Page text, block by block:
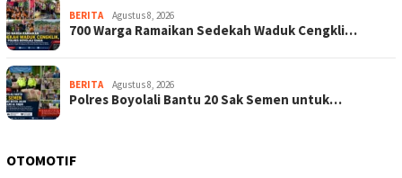
BERITA Agustus 8, 2026
700 Warga Ramaikan Sedekah Waduk Cengkli…
BERITA Agustus 8, 2026
Polres Boyolali Bantu 20 Sak Semen untuk…
OTOMOTIF